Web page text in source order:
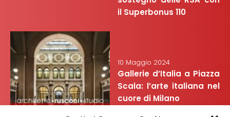
il Superbonus 110
10 Maggio 2024
Gallerie d’Italia a Piazza
Scala: l’arte italiana nel
cuore di Milano